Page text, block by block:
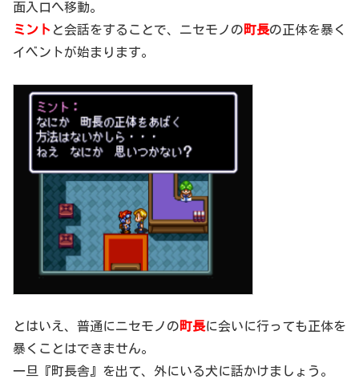
面入口へ移動。
ミント と会話をすることで、ニセモノの町長の正体を暴く
イベントが始まります。
とはいえ、普通にニセモノの町長に会いに行っても正体を
暴くことはできません。
一旦『町長舎』を出て、外にいる犬に話かけましょう。